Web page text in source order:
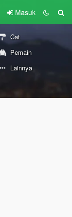
Masuk
Cat
Pemain
Lainnya